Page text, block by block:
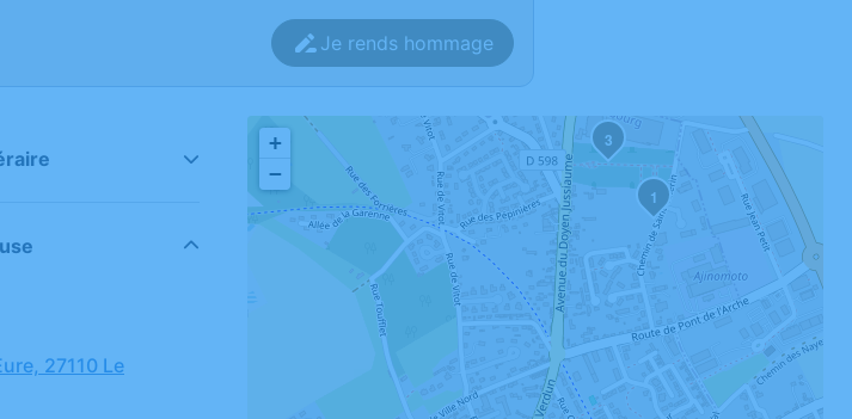
Je rends hommage
27110 Le
1
3
+
−